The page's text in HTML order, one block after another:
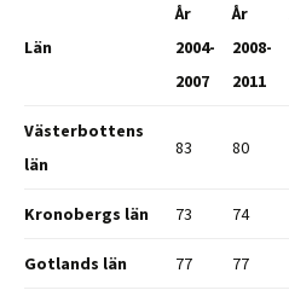
Län
År
2004-
2007
År
2008-
2011
Västerbottens
län
83 80
Kronobergs län 73 74
Gotlands län 77 77